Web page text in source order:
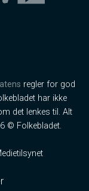
regler for god
har ikke
det lenkes til. Alt
© Folkebladet.